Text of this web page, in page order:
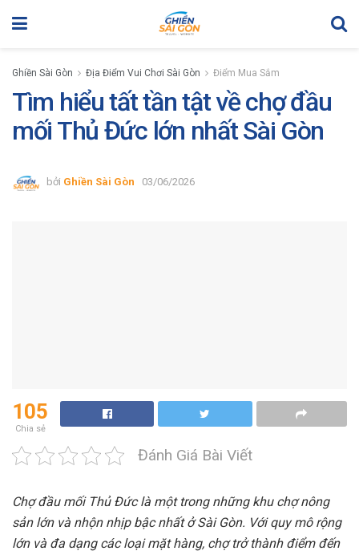
Ghiền Sài Gòn Địa Điểm Vui Chơi Sài Gòn Điểm Mua Sắm
Tìm hiểu tất tần tật về chợ đầu
mối Thủ Đức lớn nhất Sài Gòn
bởi Ghiền Sài Gòn 03/06/2026
105
Chia sẻ
Đánh Giá Bài Viết
Chợ đầu mối Thủ Đức là một trong những khu chợ nông
sản lớn và nhộn nhịp bậc nhất ở Sài Gòn. Với quy mô rộng
lớn và đa dạng các loại mặt hàng, chợ trở thành điểm đến